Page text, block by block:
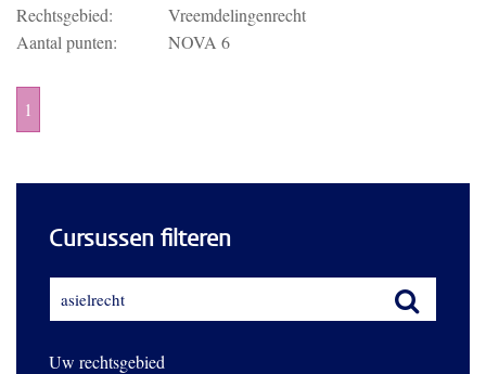
Rechtsgebied:
Vreemdelingenrecht
Aantal punten:
NOVA 6
1
Cursussen filteren
Uw rechtsgebied